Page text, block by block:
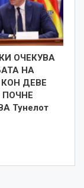
ОЧЕКУВА
НА
КОН ДЕВЕ
Тунелот